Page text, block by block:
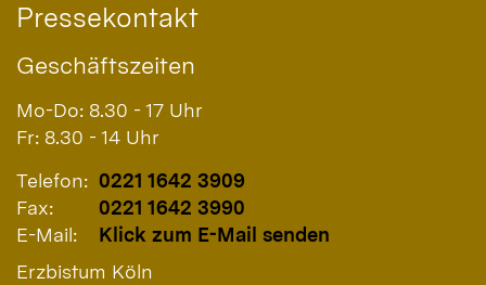
Pressekontakt
Geschäftszeiten
Mo-Do: 8.30 - 17 Uhr
Fr: 8.30 - 14 Uhr
Telefon: 0221 1642 3909
Fax:
0221 1642 3990
E-Mail:
Klick zum E-Mail senden
Erzbistum Köln